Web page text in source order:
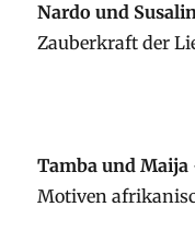
Nardo und
Zauberkraft der
Tamba und Maija
Motiven